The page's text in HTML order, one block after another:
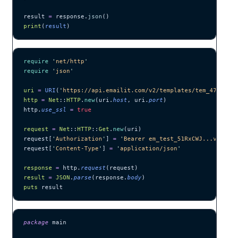
result = response. json ()
print ( result )
require ' net/http '
require ' json '
uri = URI ( ' https://api.emailit.com/v2/templates/
http = Net :: HTTP . new(uri. host , uri. port )
http. use_ssl = true
request = Net :: HTTP :: Get . new(uri)
request[ ' Authorization ' ] = ' Bearer
request[ ' Content-Type ' ] = ' application/json '
response = http. request (request)
result = JSON . parse (response. body)
puts result
package main